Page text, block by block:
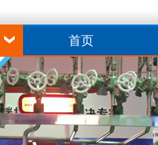
首页